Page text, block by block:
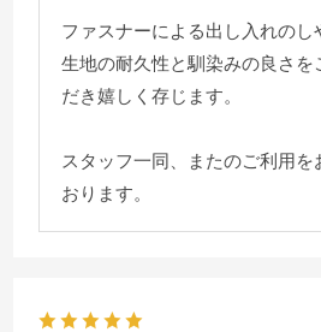
ファスナーによる出し入れのし
生地の耐久性と馴染みの良さを
だき嬉しく存じます。
スタッフ一同、またのご利用を
おります。